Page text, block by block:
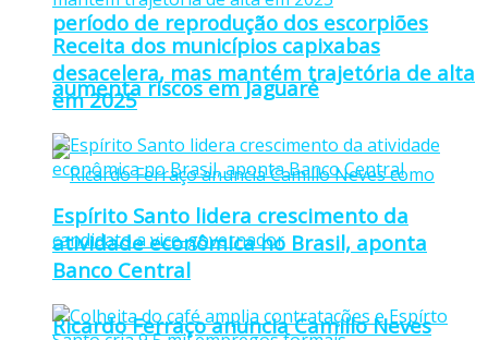
período de reprodução dos escorpiões
aumenta riscos em Jaguaré
Ricardo Ferraço anuncia Camillo Neves
Receita dos municípios capixabas
desacelera, mas mantém trajetória de alta
em 2025
Espírito Santo lidera crescimento da
atividade econômica no Brasil, aponta
Banco Central